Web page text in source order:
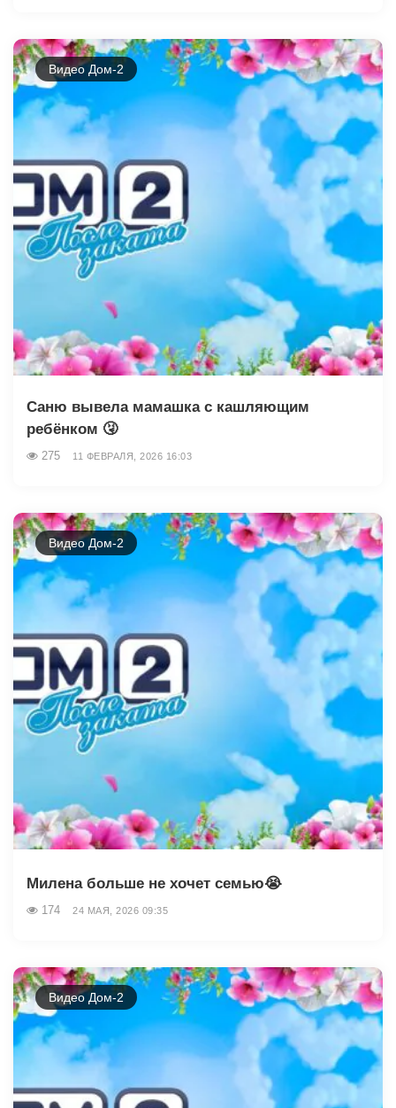
Видео Дом-2
Саню вывела мамашка с кашляющим
ребёнком 🤧
275 11 ФЕВРАЛЯ, 2026 16:03
Видео Дом-2
Милена больше не хочет семью😭
174 24 МАЯ, 2026 09:35
Видео Дом-2